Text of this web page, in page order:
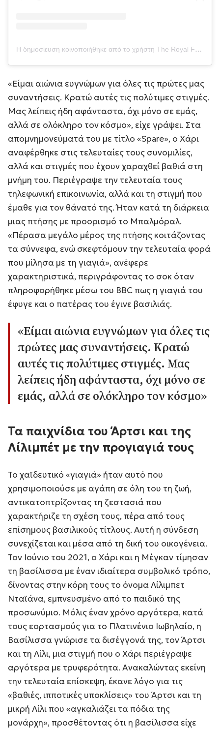
Η δημοσίευση κοινοποιήθηκε από το χρήστη The Royal Family (@theroyalfamily)
«Είμαι αιώνια ευγνώμων για όλες τις πρώτες μας
συναντήσεις. Κρατώ αυτές τις πολύτιμες στιγμές.
Μας λείπεις ήδη αφάνταστα, όχι μόνο σε εμάς,
αλλά σε ολόκληρο τον κόσμο», είχε γράψει. Στα
απομνημονεύματά του με τίτλο «Spare», ο Χάρι
αναφέρθηκε στις τελευταίες τους συνομιλίες,
αλλά και στιγμές που έχουν χαραχθεί βαθιά στη
μνήμη του. Περιέγραψε την τελευταία τους
τηλεφωνική επικοινωνία, αλλά και τη στιγμή που
έμαθε για τον θάνατό της. Ήταν κατά τη διάρκεια
μιας πτήσης με προορισμό το Μπαλμόραλ.
«Πέρασα μεγάλο μέρος της πτήσης κοιτάζοντας
τα σύννεφα, ενώ σκεφτόμουν την τελευταία φορά
που μίλησα με τη γιαγιά», ανέφερε
χαρακτηριστικά, περιγράφοντας το σοκ όταν
πληροφορήθηκε μέσω του BBC πως η γιαγιά του
έφυγε και ο πατέρας του έγινε βασιλιάς.
«Είμαι αιώνια ευγνώμων για όλες τις
πρώτες μας συναντήσεις. Κρατώ
αυτές τις πολύτιμες στιγμές. Μας
λείπεις ήδη αφάνταστα, όχι μόνο σε
εμάς, αλλά σε ολόκληρο τον κόσμο»
Τα παιχνίδια του Άρτσι και της
Λίλιμπέτ με την προγιαγιά τους
Το χαϊδευτικό «γιαγιά» ήταν αυτό που
χρησιμοποιούσε με αγάπη σε όλη του τη ζωή,
αντικατοπτρίζοντας τη ζεστασιά που
χαρακτήριζε τη σχέση τους, πέρα από τους
επίσημους βασιλικούς τίτλους. Αυτή η σύνδεση
συνεχίζεται και μέσα από τη δική του οικογένεια.
Τον Ιούνιο του 2021, ο Χάρι και η Μέγκαν τίμησαν
τη βασίλισσα με έναν ιδιαίτερα συμβολικό τρόπο,
δίνοντας στην κόρη τους το όνομα Λίλιμπετ
Νταϊάνα, εμπνευσμένο από το παιδικό της
προσωνύμιο. Μόλις έναν χρόνο αργότερα, κατά
τους εορτασμούς για το Πλατινένιο Ιωβηλαίο, η
Βασίλισσα γνώρισε τα δισέγγονά της, τον Άρτσι
και τη Λίλι, μια στιγμή που ο Χάρι περιέγραψε
αργότερα με τρυφερότητα. Ανακαλώντας εκείνη
την τελευταία επίσκεψη, έκανε λόγο για τις
«βαθιές, ιπποτικές υποκλίσεις» του Άρτσι και τη
μικρή Λίλι που «αγκαλιάζει τα πόδια της
μονάρχη», προσθέτοντας ότι η βασίλισσα είχε